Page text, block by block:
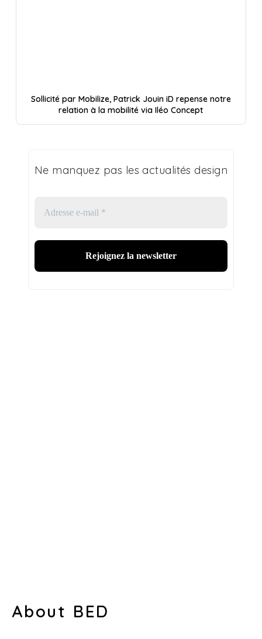
Sollicité par Mobilize, Patrick Jouin iD repense notre
relation à la mobilité via Iléo Concept
Ne manquez pas les actualités design
About BED